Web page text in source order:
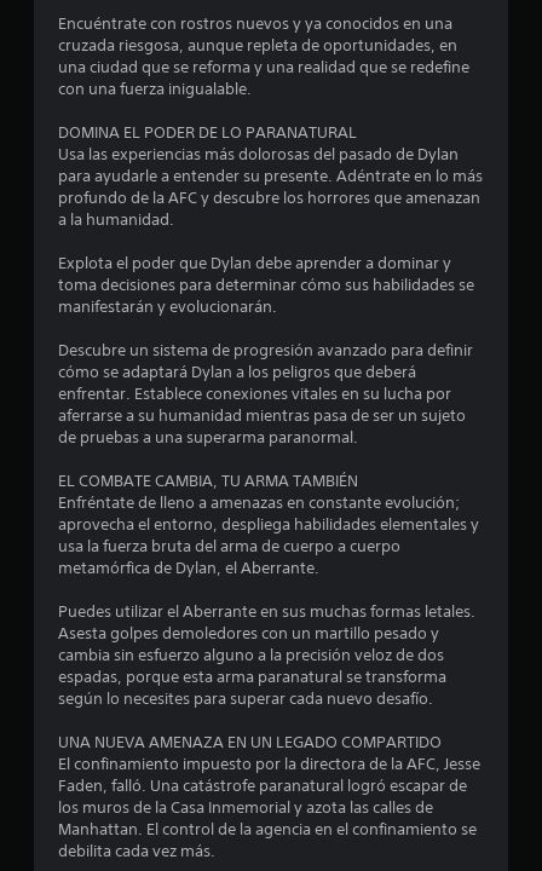
e
c
e
n
l
g
u
n
a
o
p
c
o
n
e
s
p
r
a
i
n
v
r
t
i
r
l
s
j
o
y
s
t
l
j
u
e
o
o
f
f
l
n
e
)
Encuéntrate con rostros nuevos y ya conocidos en una
cruzada riesgosa, aunque repleta de oportunidades, en
una ciudad que se reforma y una realidad que se redefine
con una fuerza inigualable.
DOMINA EL PODER DE LO PARANATURAL
Usa las experiencias más dolorosas del pasado de Dylan
para ayudarle a entender su presente. Adéntrate en lo más
profundo de la AFC y descubre los horrores que amenazan
a la humanidad.
Explota el poder que Dylan debe aprender a dominar y
toma decisiones para determinar cómo sus habilidades se
manifestarán y evolucionarán.
Descubre un sistema de progresión avanzado para definir
cómo se adaptará Dylan a los peligros que deberá
enfrentar. Establece conexiones vitales en su lucha por
aferrarse a su humanidad mientras pasa de ser un sujeto
de pruebas a una superarma paranormal.
EL COMBATE CAMBIA, TU ARMA TAMBIÉN
Enfréntate de lleno a amenazas en constante evolución;
aprovecha el entorno, despliega habilidades elementales y
usa la fuerza bruta del arma de cuerpo a cuerpo
metamórfica de Dylan, el Aberrante.
Puedes utilizar el Aberrante en sus muchas formas letales.
Asesta golpes demoledores con un martillo pesado y
cambia sin esfuerzo alguno a la precisión veloz de dos
espadas, porque esta arma paranatural se transforma
según lo necesites para superar cada nuevo desafío.
UNA NUEVA AMENAZA EN UN LEGADO COMPARTIDO
El confinamiento impuesto por la directora de la AFC, Jesse
Faden, falló. Una catástrofe paranatural logró escapar de
los muros de la Casa Inmemorial y azota las calles de
Manhattan. El control de la agencia en el confinamiento se
debilita cada vez más.